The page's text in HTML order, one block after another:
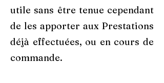
utile sans être tenue cependant
de les apporter aux Prestations
déjà effectuées, ou en cours de
commande.